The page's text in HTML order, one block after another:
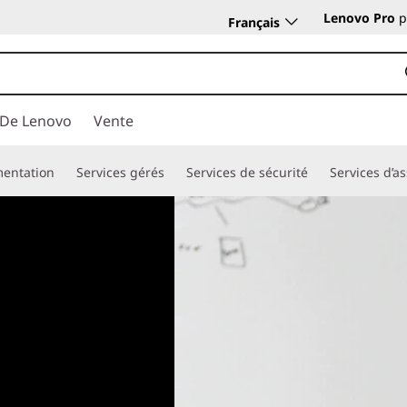
Français Lenovo Pro
Lenovo Vente
Services gérés Services de sécurité Services